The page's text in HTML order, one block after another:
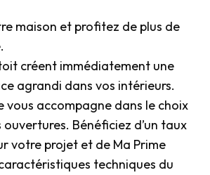
maison et profitez de plus de
créent immédiatement une
agrandi dans vos intérieurs.
vous accompagne dans le choix
Bénéficiez d’un taux
votre projet et de Ma Prime
caractéristiques techniques du